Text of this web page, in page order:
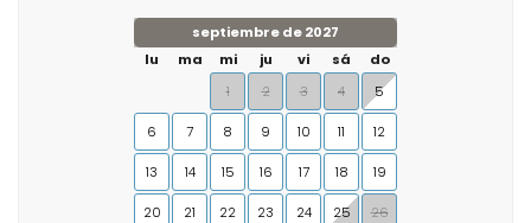
septiembre de 2027
lu
ma mi ju vi sá
do
1
2 3 4 5
6 7 8 9 10 11 12
13 14 15 16 17 18 19
20 21 22 23 24 25 26